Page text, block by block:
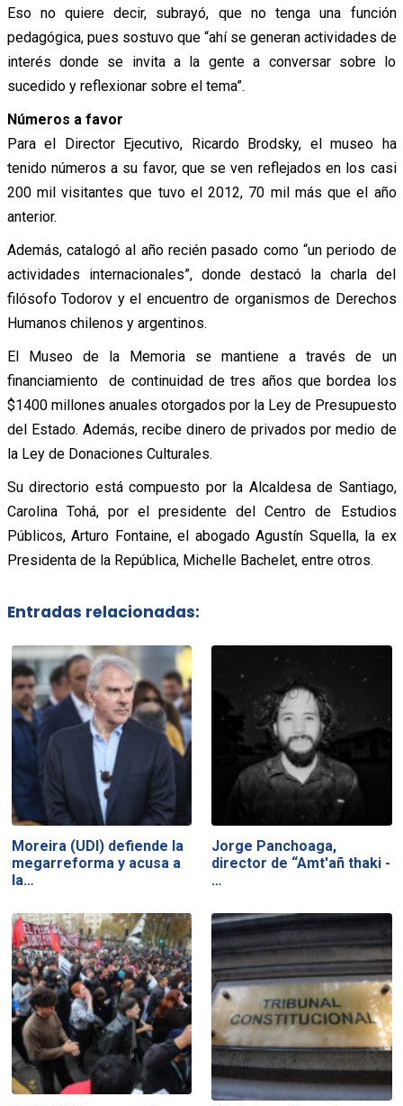
Eso no quiere decir, subrayó, que no tenga una función
pedagógica, pues sostuvo que “ahí se generan actividades de
interés donde se invita a la gente a conversar sobre lo
sucedido y reflexionar sobre el tema”.
Números a favor
Para el Director Ejecutivo, Ricardo Brodsky, el museo ha
tenido números a su favor, que se ven reflejados en los casi
200 mil visitantes que tuvo el 2012, 70 mil más que el año
anterior.
Además, catalogó al año recién pasado como “un periodo de
actividades internacionales”, donde destacó la charla del
filósofo Todorov y el encuentro de organismos de Derechos
Humanos chilenos y argentinos.
El Museo de la Memoria se mantiene a través de un
financiamiento de continuidad de tres años que bordea los
$1400 millones anuales otorgados por la Ley de Presupuesto
del Estado. Además, recibe dinero de privados por medio de
la Ley de Donaciones Culturales.
Su directorio está compuesto por la Alcaldesa de Santiago,
Carolina Tohá, por el presidente del Centro de Estudios
Públicos, Arturo Fontaine, el abogado Agustín Squella, la ex
Presidenta de la República, Michelle Bachelet, entre otros.
Entradas relacionadas:
Moreira (UDI) defiende la
megarreforma y acusa a
la…
Jorge Panchoaga,
director de “Amt'añ thaki -
…